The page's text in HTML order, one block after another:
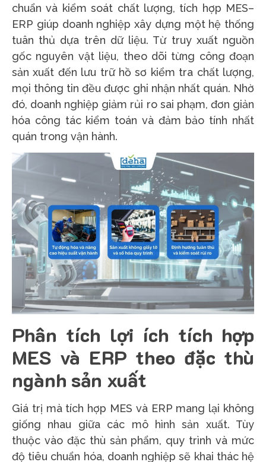
chuẩn và kiểm soát chất lượng, tích hợp MES–
ERP giúp doanh nghiệp xây dựng một hệ thống
tuân thủ dựa trên dữ liệu. Từ truy xuất nguồn
gốc nguyên vật liệu, theo dõi từng công đoạn
sản xuất đến lưu trữ hồ sơ kiểm tra chất lượng,
mọi thông tin đều được ghi nhận nhất quán. Nhờ
đó, doanh nghiệp giảm rủi ro sai phạm, đơn giản
hóa công tác kiểm toán và đảm bảo tính nhất
quán trong vận hành.
Phân tích lợi ích tích hợp
MES và ERP theo đặc thù
ngành sản xuất
Giá trị mà tích hợp MES và ERP mang lại không
giống nhau giữa các mô hình sản xuất. Tùy
thuộc vào đặc thù sản phẩm, quy trình và mức
độ tiêu chuẩn hóa, doanh nghiệp sẽ khai thác hệ